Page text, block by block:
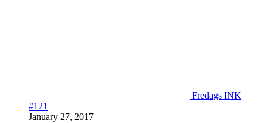
Fredags INK
#121
January 27, 2017